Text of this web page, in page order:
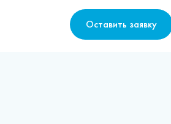
Оставить заявку